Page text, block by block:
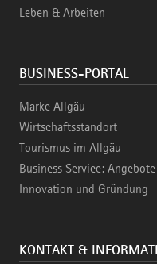
Leben & Arbeiten
BUSINESS-PORTAL
Marke Allgäu
Wirtschaftsstandort
Tourismus im Allgäu
Business Service:
Innovation und Gründung
KONTAKT &